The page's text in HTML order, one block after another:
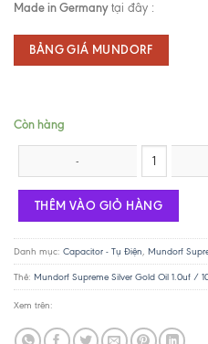
Made in Germanytại đây :
BẢNG GIÁ MUNDORF
Còn hàng
Mundorf Supreme Silver Gold Oil 1.0uf /
THÊM VÀO GIỎ HÀNG
Danh mục: Capacitor - Tụ Điện, Mundorf
Thẻ: Mundorf Supreme Silver Gold Oil 1.0uf /
Xem trên: